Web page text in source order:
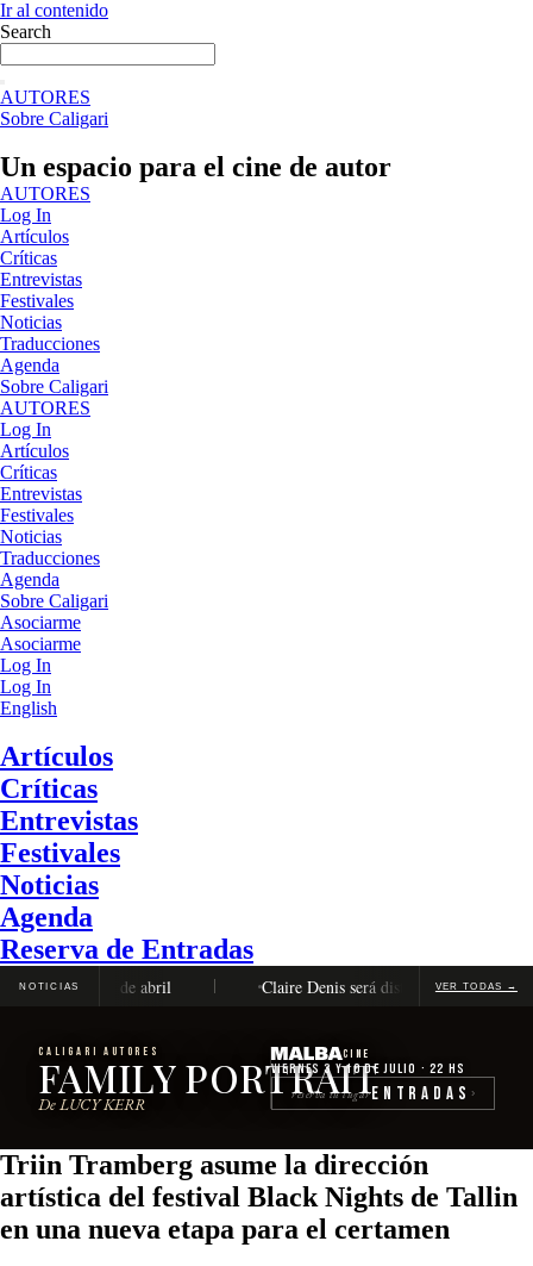
Ir al contenido
Search
AUTORES
Sobre Caligari
Un espacio para el cine de autor
AUTORES
Log In
Artículos
Críticas
Entrevistas
Festivales
Noticias
Traducciones
Agenda
Sobre Caligari
AUTORES
Log In
Artículos
Críticas
Entrevistas
Festivales
Noticias
Traducciones
Agenda
Sobre Caligari
Asociarme
Asociarme
Log In
Log In
English
Artículos
Críticas
Entrevistas
Festivales
Noticias
Agenda
Reserva de Entradas
NOTICIAS
del 15 al 26 de abril Claire Denis será distinguida con la
VER TODAS →
CALIGARI AUTORES
FAMILY PORTRAIT
De LUCY KERR
Cine
Viernes 3 y 10 de julio · 22 hs
reserva tu lugarEntradas ›
Triin Tramberg asume la dirección
artística del festival Black Nights de Tallin
en una nueva etapa para el certamen